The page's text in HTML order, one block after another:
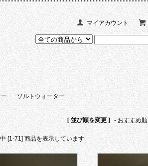
マイアカウント
ソルトウォーター
[ 並び順を変更 ] - おすすめ順
[1-71] 商品を表示しています